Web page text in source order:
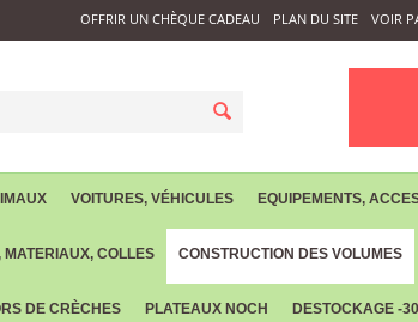
OFFRIR UN CHÈQUE CADEAU PLAN DU SITE VOIR
VOITURES, VÉHICULES EQUIPEMENTS,
MATERIAUX, COLLES CONSTRUCTION DES VOLUMES
DE CRÈCHES PLATEAUX NOCH DESTOCKAGE -